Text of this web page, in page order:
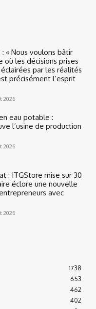
« Nous voulons bâtir
où les décisions prises
par les réalités
précisément l’esprit
2026
eau potable :
l’usine de production
2026
: ITGStore mise sur 30
éclore une nouvelle
avec
2026
1738
653
462
402